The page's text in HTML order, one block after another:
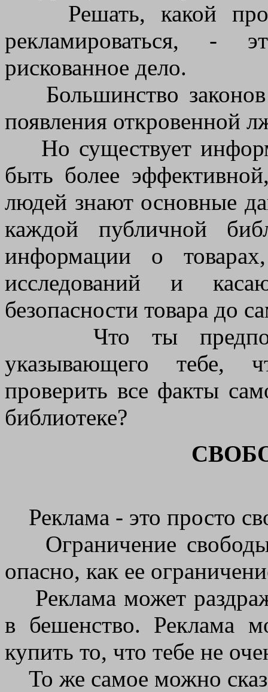
Решать, какой
рекламироваться, -
рискованное дело.
Большинство законов
появления откровенной
Но существует
быть более
людей знают основные
каждой публичной
информации о
исследований и
безопасности товара до
Что ты
указывающего тебе,
проверить все факты
библиотеке?
Реклама - это просто
Ограничение свободы
опасно, как ее
Реклама может
в бешенство. Реклама
купить то, что тебе не
То же самое можно